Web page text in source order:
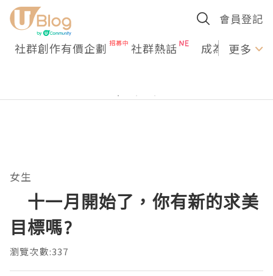
會員登記
社群創作有價企劃 社群熱話 成為U更多
女生
十一月開始了，你有新的求美
目標嗎?
瀏覽次數:337